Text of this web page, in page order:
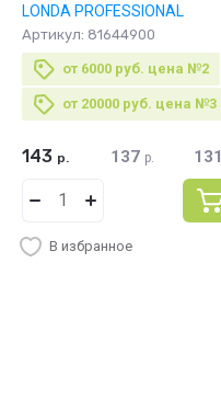
LONDA PROFESSIONAL
Артикул: 81644900
от 6000 руб. цена №2
от 20000 руб. цена №3
143 р. 137 р. 131
В избранное